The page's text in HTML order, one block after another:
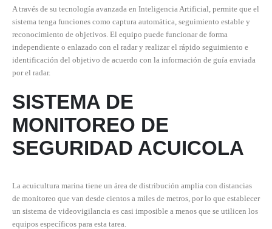
A través de su tecnología avanzada en Inteligencia Artificial, permite que el
sistema tenga funciones como captura automática, seguimiento estable y
reconocimiento de objetivos. El equipo puede funcionar de forma
independiente o enlazado con el radar y realizar el rápido seguimiento e
identificación del objetivo de acuerdo con la información de guía enviada
por el radar.
SISTEMA DE
MONITOREO DE
SEGURIDAD ACUICOLA
La acuicultura marina tiene un área de distribución amplia con distancias
de monitoreo que van desde cientos a miles de metros, por lo que establecer
un sistema de videovigilancia es casi imposible a menos que se utilicen los
equipos específicos para esta tarea.